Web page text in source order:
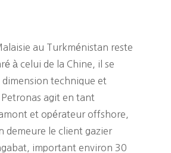
au Turkménistan reste
à celui de la Chine, il se
dimension technique et
agit en tant
et opérateur offshore,
demeure le client gazier
important environ 30